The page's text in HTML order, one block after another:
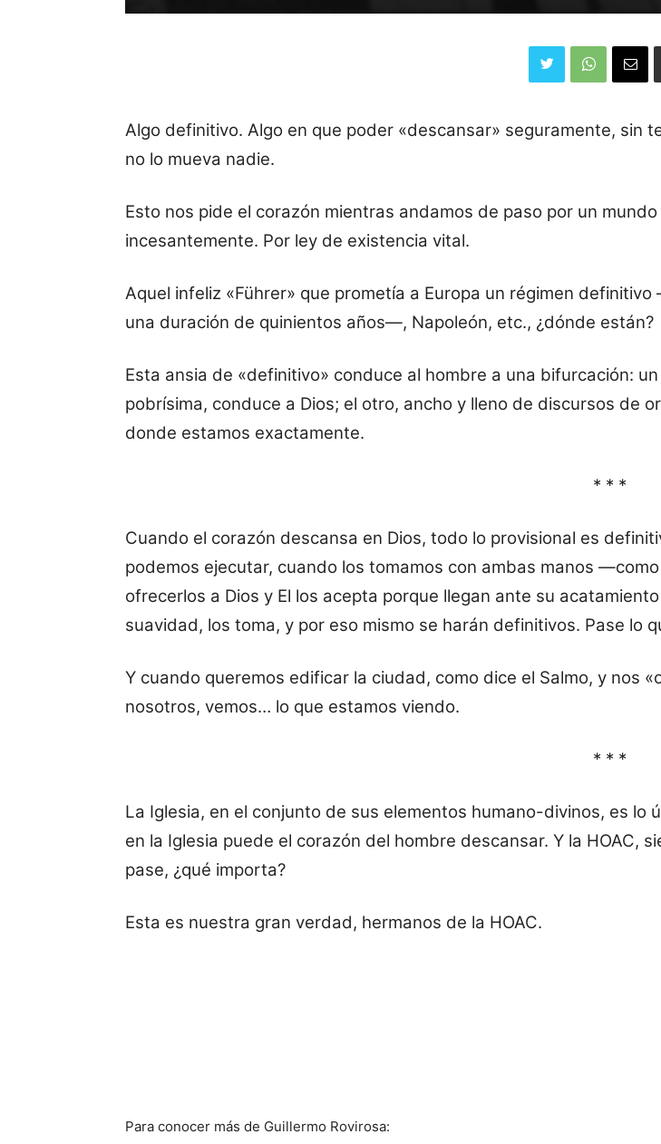
Algo definitivo. Algo en que poder «descansar» seguramente, sin
no lo mueva nadie.
Esto nos pide el corazón mientras andamos de paso por un
incesantemente. Por ley de existencia vital.
Aquel infeliz «Führer» que prometía a Europa un régimen
una duración de quinientos años—, Napoleón, etc., ¿dónde están?
Esta ansia de «definitivo» conduce al hombre a una bifurcación:
pobrísima, conduce a Dios; el otro, ancho y lleno de discursos de
donde estamos exactamente.
* * *
Cuando el corazón descansa en Dios, todo lo provisional es
podemos ejecutar, cuando los tomamos con ambas manos
ofrecerlos a Dios y El los acepta porque llegan ante su
suavidad, los toma, y por eso mismo se harán definitivos. Pase lo
Y cuando queremos edificar la ciudad, como dice el Salmo, y nos
nosotros, vemos… lo que estamos viendo.
* * *
La Iglesia, en el conjunto de sus elementos humano-divinos, es
en la Iglesia puede el corazón del hombre descansar. Y la HOAC,
pase, ¿qué importa?
Esta es nuestra gran verdad, hermanos de la HOAC.
Para conocer más de Guillermo Rovirosa: